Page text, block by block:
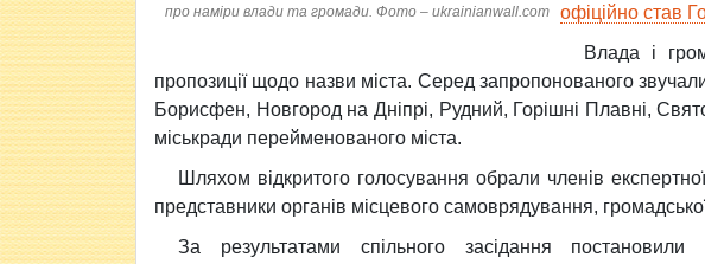
про наміри влади та громади. Фото – ukrainianwall.com
офіційно став
Влада і
пропозиції щодо назви міста. Серед запропонованого
Борисфен, Новгород на Дніпрі, Рудний, Горішні Плавні,
міськради перейменованого міста.
Шляхом відкритого голосування обрали членів
представники органів місцевого самоврядування,
За результатами спільного засідання